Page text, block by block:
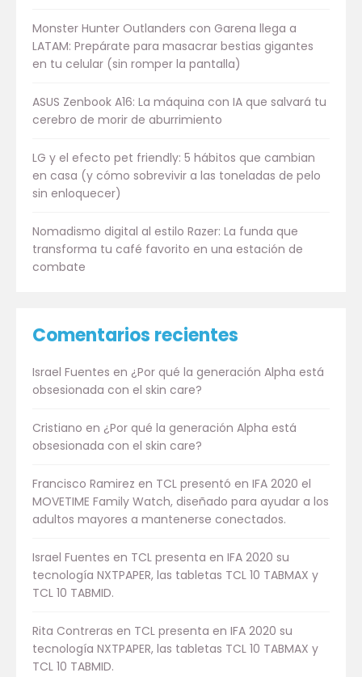
Monster Hunter Outlanders con Garena llega a
LATAM: Prepárate para masacrar bestias gigantes
en tu celular (sin romper la pantalla)
ASUS Zenbook A16: La máquina con IA que salvará tu
cerebro de morir de aburrimiento
LG y el efecto pet friendly: 5 hábitos que cambian
en casa (y cómo sobrevivir a las toneladas de pelo
sin enloquecer)
Nomadismo digital al estilo Razer: La funda que
transforma tu café favorito en una estación de
combate
Comentarios recientes
Israel Fuentes en ¿Por qué la generación Alpha está
obsesionada con el skin care?
Cristiano en ¿Por qué la generación Alpha está
obsesionada con el skin care?
Francisco Ramirez en TCL presentó en IFA 2020 el
MOVETIME Family Watch, diseñado para ayudar a los
adultos mayores a mantenerse conectados.
Israel Fuentes en TCL presenta en IFA 2020 su
tecnología NXTPAPER, las tabletas TCL 10 TABMAX y
TCL 10 TABMID.
Rita Contreras en TCL presenta en IFA 2020 su
tecnología NXTPAPER, las tabletas TCL 10 TABMAX y
TCL 10 TABMID.